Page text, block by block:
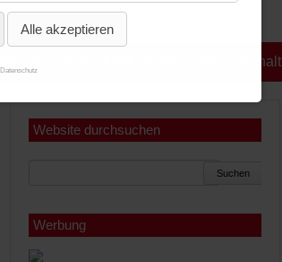
Ausschreibungen Sachsen-Anhalt
Website durchsuchen
Suchen
Werbung
Alle akzeptieren
Datenschutz